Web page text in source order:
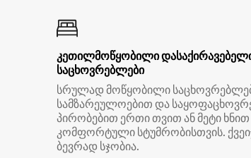
კეთილმოწყობილი
საცხოვრებლები
სრულად მოწყობილი
სამზარეულოებით და
პირობებით ერთი თვით ან მეტი ხნით
კომფორტული სტუმრობისთვის.
ბევრად სჯობია.